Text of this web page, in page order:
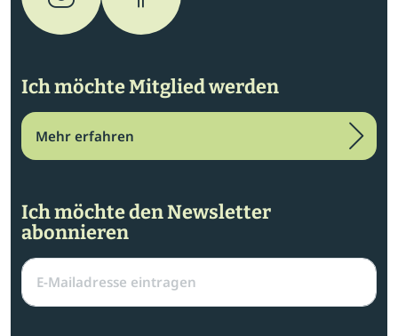
Ich möchte Mitglied werden
Mehr erfahren
Ich möchte den Newsletter
abonnieren